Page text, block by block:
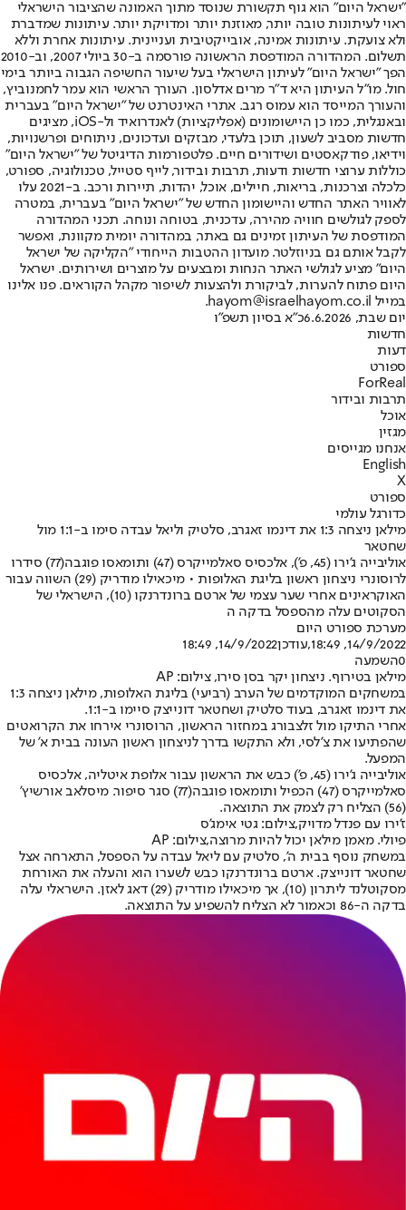
"ישראל היום" הוא גוף תקשורת שנוסד מתוך האמונה שהציבור הישראלי
ראוי לעיתונות טובה יותר, מאוזנת יותר ומדויקת יותר. עיתונות שמדברת
ולא צועקת. עיתונות אמינה, אובייקטיבית ועניינית. עיתונות אחרת וללא
תשלום. המהדורה המודפסת הראשונה פורסמה ב-30 ביולי 2007, וב-2010
הפך "ישראל היום" לעיתון הישראלי בעל שיעור החשיפה הגבוה ביותר בימי
חול. מו"ל העיתון היא ד"ר מרים אדלסון. העורך הראשי הוא עמר לחמנוביץ,
והעורך המייסד הוא עמוס רגב. אתרי האינטרנט של "ישראל היום" בעברית
ובאנגלית, כמו כן היישומונים (אפליקציות) לאנדרואיד ול-iOS, מציגים
חדשות מסביב לשעון, תוכן בלעדי, מבזקים ועדכונים, ניתוחים ופרשנויות,
וידיאו, פודקאסטים ושידורים חיים. פלטפורמות הדיגיטל של "ישראל היום"
כוללות ערוצי חדשות ודעות, תרבות ובידור, לייף סטייל, טכנולוגיה, ספורט,
כלכלה וצרכנות, בריאות, חיילים, אוכל, יהדות, תיירות ורכב. ב-2021 עלו
לאוויר האתר החדש והיישומון החדש של "ישראל היום" בעברית, במטרה
לספק לגולשים חוויה מהירה, עדכנית, בטוחה ונוחה. תכני המהדורה
המודפסת של העיתון זמינים גם באתר, במהדורה יומית מקוונת, ואפשר
לקבל אותם גם בניוזלטר. מועדון ההטבות הייחודי "הקליקה של ישראל
היום" מציע לגולשי האתר הנחות ומבצעים על מוצרים ושירותים. ישראל
היום פתוח להערות, לביקורת ולהצעות לשיפור מקהל הקוראים. פנו אלינו
במייל hayom@israelhayom.co.il.
יום שבת, 6.6.2026
כ"א בסיון תשפ"ו
חדשות
דעות
ספורט
ForReal
תרבות ובידור
אוכל
מגזין
אנחנו מגייסים
English
X
ספורט
כדורגל עולמי
מילאן ניצחה 1:3 את דינמו זאגרב, סלטיק וליאל עבדה סימו ב-1:1 מול
שחטאר
אוליבייה ג'ירו (45, פ'), אלכסיס סאלמייקרס (47) ותומאסו פוגבה(77) סידרו
לרוסונרי ניצחון ראשון בליגת האלופות • מיכאילו מודריק (29) השווה עבור
האוקראינים אחרי שער עצמי של ארטם ברונדרנקו (10), הישראלי של
הסקוטים עלה מהספסל בדקה ה
מערכת ספורט היום
14/9/2022, 18:49
,עודכן14/9/2022, 18:49
0השמעה
מילאן בטירוף. ניצחון יקר בסן סירו, צילום: AP
במשחקים המוקדמים של הערב (רביעי) בליגת האלופות, מילאן ניצחה 1:3
את דינמו זאגרב, בעוד סלטיק ושחטאר דונייצק סיימו ב-1:1.
אחרי התיקו מול זלצבורג במחזור הראשון, הרוסונרי אירחו את הקרואטים
שהפתיעו את צ'לסי, ולא התקשו בדרך לניצחון ראשון העונה בבית א' של
המפעל.
אוליבייה ג'ירו (45, פ') כבש את הראשון עבור אלופת איטליה, אלכסיס
סאלמייקרס (47) הכפיל ותומאסו פוגבה(77) סגר סיפור. מיסלאב אורשיץ'
(56) הצליח רק לצמק את התוצאה.
ז'ירו עם פנדל מדויק,צילום: גטי אימג'ס
פיולי. מאמן מילאן יכול להיות מרוצה,צילום: AP
במשחק נוסף בבית ה', סלטיק עם ליאל עבדה על הספסל, התארחה אצל
שחטאר דונייצק. ארטם ברונדרנקו כבש לשערו הוא והעלה את האורחת
מסקוטלנד ליתרון (10), אך מיכאילו מודריק (29) דאג לאזן. הישראלי עלה
בדקה ה-86 וכאמור לא הצליח להשפיע על התוצאה.